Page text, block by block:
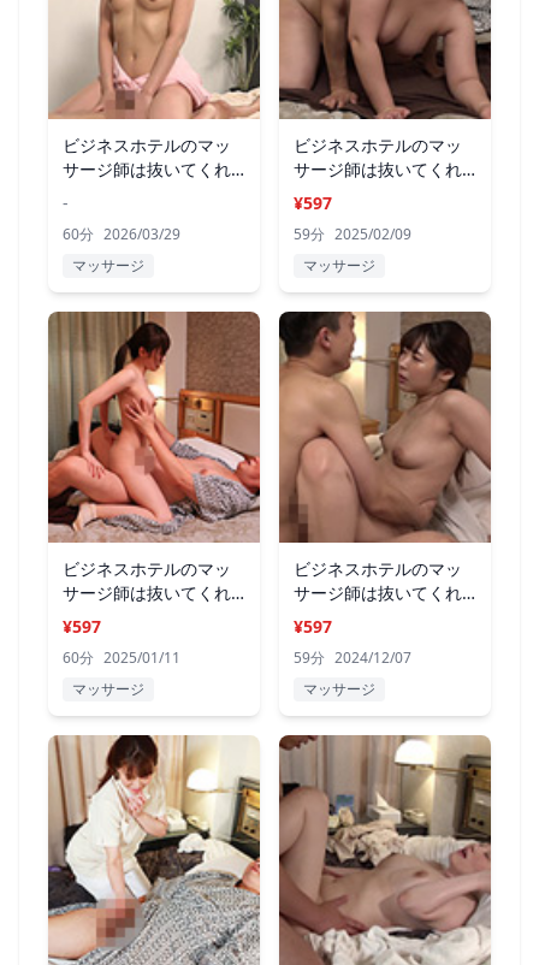
ビジネスホテルのマッ
サージ師は抜いてくれ
-
60分 2026/03/29
マッサージ
ビジネスホテルのマッ
サージ師は抜いてくれ
るのか？22
¥597
59分 2025/02/09
マッサージ
ビジネスホテルのマッ
サージ師は抜いてくれ
るのか？21
¥597
60分 2025/01/11
マッサージ
ビジネスホテルのマッ
サージ師は抜いてくれ
るのか？20
¥597
59分 2024/12/07
マッサージ